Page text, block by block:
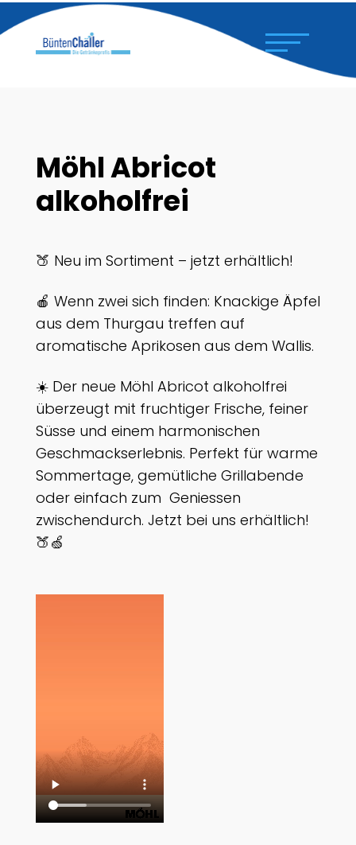
Möhl Abricot
alkoholfrei
🍑 Neu im Sortiment – jetzt erhältlich!
🍎 Wenn zwei sich finden: Knackige Äpfel
aus dem Thurgau treffen auf
aromatische Aprikosen aus dem Wallis.
☀️ Der neue Möhl Abricot alkoholfrei
überzeugt mit fruchtiger Frische, feiner
Süsse und einem harmonischen
Geschmackserlebnis. Perfekt für warme
Sommertage, gemütliche Grillabende
oder einfach zum Geniessen
zwischendurch. Jetzt bei uns erhältlich!
🍑🍏